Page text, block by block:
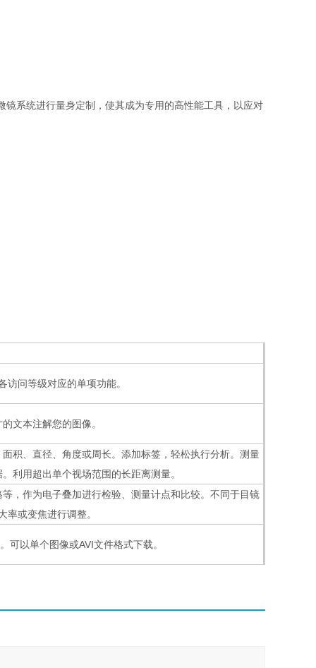
系统进行量身定制，使其成为专用的高性能工具，以应对
问等级对应的单项功能。
文本注解您的图像。
积、直径、角度或周长。添加标签，轻松执行分析。测量
利用超出单个视场范围的长距离测量。
，作为电子叠加进行检验、测量计点和比较。不同于目镜
率或变焦进行调整。
可以单个图像或AVI文件格式下载。